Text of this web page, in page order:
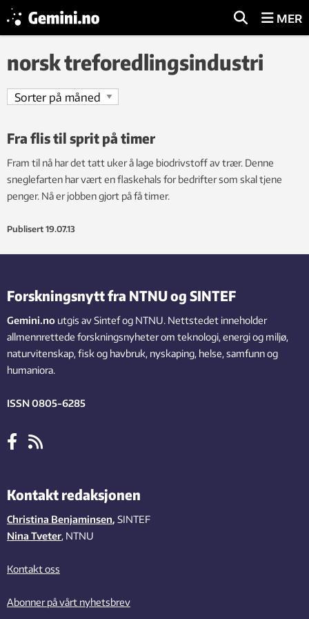
MER
norsk treforedlingsindustri
Fra flis til sprit på timer
Fram til nå har det tatt uker å lage biodrivstoff av trær. Denne
sneglefarten har vært en flaskehals for bedrifter som skal tjene
penger. Nå er jobben gjort på få timer.
Publisert 19.07.13
Forskningsnytt fra NTNU og SINTEF
Gemini.no utgis av Sintef og NTNU. Nettstedet inneholder
allmennrettede forskningsnyheter om teknologi, energi og miljø,
naturvitenskap, fisk og havbruk, nyskaping, helse, samfunn og
humaniora.
ISSN 0805-6285
Kontakt redaksjonen
Christina Benjaminsen, SINTEF
Nina Tveter, NTNU
Kontakt oss
Abonner på vårt nyhetsbrev